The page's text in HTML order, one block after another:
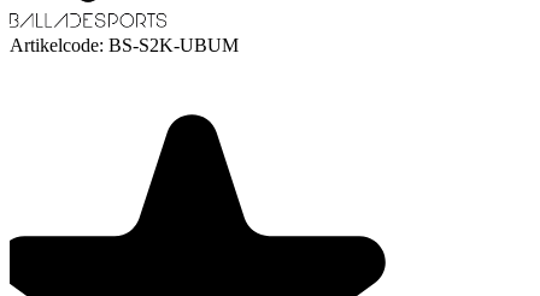
Artikelcode: BS-S2K-UBUM